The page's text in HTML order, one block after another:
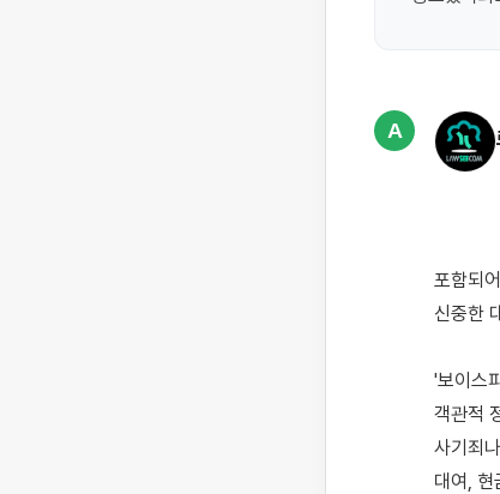
A
포함되
신중한
'보이스
객관적
사기죄
대여, 현